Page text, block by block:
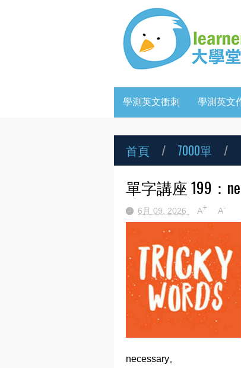
學測英文衝刺 學測英文
首頁 / 7000單 /
單字講座 199：
6月 09, 2026 A+ A-
necessary。